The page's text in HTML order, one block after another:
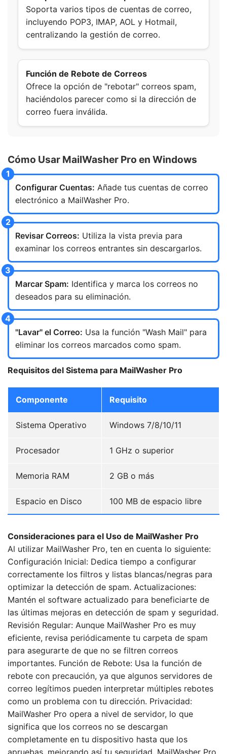
Soporta varios tipos de cuentas de correo,
incluyendo POP3, IMAP, AOL y Hotmail,
centralizando la gestión de correo.
Función de Rebote de Correos
Ofrece la opción de "rebotar" correos spam,
haciéndolos parecer como si la dirección de
correo fuera inválida.
Cómo Usar MailWasher Pro en Windows
Configurar Cuentas: Añade tus cuentas de correo
electrónico a MailWasher Pro.
Revisar Correos: Utiliza la vista previa para
examinar los correos entrantes sin descargarlos.
Marcar Spam: Identifica y marca los correos no
deseados para su eliminación.
"Lavar" el Correo: Usa la función "Wash Mail" para
eliminar los correos marcados como spam.
Requisitos del Sistema para MailWasher Pro
Componente Requisito
Sistema Operativo Windows 7/8/10/11
Procesador 1 GHz o superior
Memoria RAM 2 GB o más
Espacio en Disco 100 MB de espacio libre
Consideraciones para el Uso de MailWasher Pro
Al utilizar MailWasher Pro, ten en cuenta lo siguiente:
Configuración Inicial: Dedica tiempo a configurar
correctamente los filtros y listas blancas/negras para
optimizar la detección de spam. Actualizaciones:
Mantén el software actualizado para beneficiarte de
las últimas mejoras en detección de spam y seguridad.
Revisión Regular: Aunque MailWasher Pro es muy
eficiente, revisa periódicamente tu carpeta de spam
para asegurarte de que no se filtren correos
importantes. Función de Rebote: Usa la función de
rebote con precaución, ya que algunos servidores de
correo legítimos pueden interpretar múltiples rebotes
como un problema con tu dirección. Privacidad:
MailWasher Pro opera a nivel de servidor, lo que
significa que los correos no se descargan
completamente en tu dispositivo hasta que los
apruebas, mejorando así tu seguridad. MailWasher Pro